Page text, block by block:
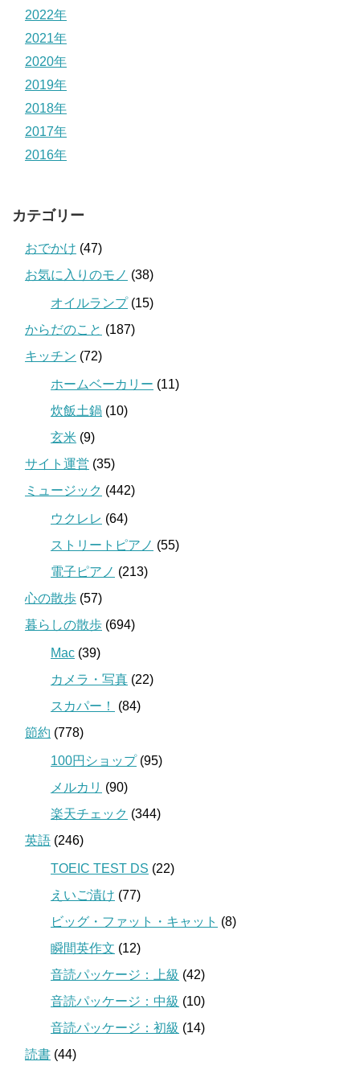
2022年
2021年
2020年
2019年
2018年
2017年
2016年
カテゴリー
おでかけ (47)
お気に入りのモノ (38)
オイルランプ(15)
からだのこと (187)
キッチン (72)
ホームベーカリー (11)
炊飯土鍋 (10)
玄米 (9)
サイト運営 (35)
ミュージック (442)
ウクレレ (64)
ストリートピアノ (55)
電子ピアノ (213)
心の散歩 (57)
暮らしの散歩 (694)
Mac (39)
カメラ・写真 (22)
スカパー！
(84)
節約 (778)
100円ショップ(95)
メルカリ (90)
楽天チェック (344)
英語 (246)
TOEIC TEST DS (22)
えいご漬け (77)
ビッグ・ファット・キャット (8)
瞬間英作文 (12)
音読パッケージ：上級 (42)
音読パッケージ：中級 (10)
音読パッケージ：初級 (14)
読書 (44)